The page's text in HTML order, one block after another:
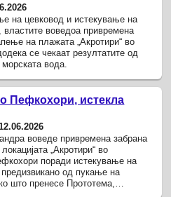
на цевковод и истекување на
властите воведоа привремена
на плажата „Акротири“ во
се чекаат резултатите од
вода.
Пефкохори, истекла
воведе привремена забрана
„Акротири“ во
поради истекување на
предизвикано од пукање на
што пренесе Прототема,